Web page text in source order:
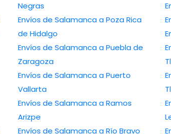
Negras
Envíos de Salamanca a Poza Rica
de Hidalgo
Envíos de Salamanca a Puebla de
Zaragoza
Envíos de Salamanca a Puerto
Vallarta
Envíos de Salamanca a Ramos
Arizpe
Envíos de Salamanca a Río Bravo